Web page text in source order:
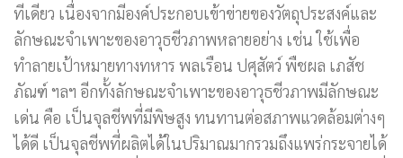
ทีเดียว เนื่องจากมีองค์ประกอบเข้าข่ายของวัตถุประสงค์และ
ลักษณะจำเพาะของอาวุธชีวภาพหลายอย่าง เช่น ใช้เพื่อ
ทำลายเป้าหมายทางทหาร พลเรือน ปศุสัตว์ พืชผล เภสัช
ภัณฑ์ ฯลฯ อีกทั้งลักษณะจำเพาะของอาวุธชีวภาพมีลักษณะ
เด่น คือ เป็นจุลชีพที่มีพิษสูง ทนทานต่อสภาพแวดล้อมต่างๆ
ได้ดี เป็นจุลชีพที่ผลิตได้ในปริมาณมากรวมถึงแพร่กระจายได้